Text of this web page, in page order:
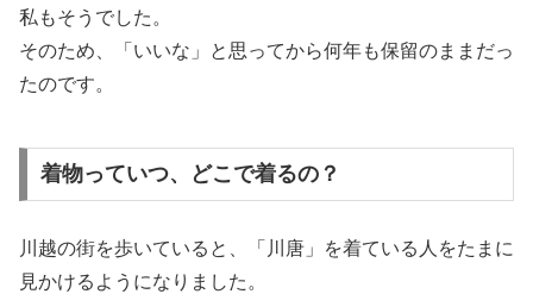
私もそうでした。
そのため、「いいな」と思ってから何年も保留のままだっ
たのです。
着物っていつ、どこで着るの？
川越の街を歩いていると、「川唐」を着ている人をたまに
見かけるようになりました。